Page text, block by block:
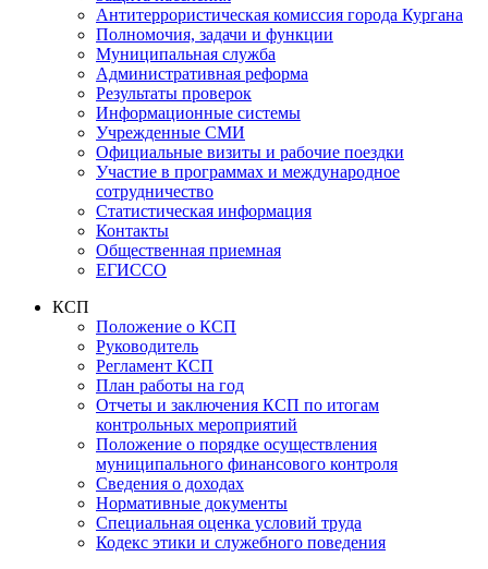
Антитеррористическая комиссия города Кургана
Полномочия, задачи и функции
Муниципальная служба
Административная реформа
Результаты проверок
Информационные системы
Учрежденные СМИ
Официальные визиты и рабочие поездки
Участие в программах и международное
сотрудничество
Статистическая информация
Контакты
Общественная приемная
ЕГИССО
КСП
Положение о КСП
Руководитель
Регламент КСП
План работы на год
Отчеты и заключения КСП по итогам
контрольных мероприятий
Положение о порядке осуществления
муниципального финансового контроля
Сведения о доходах
Нормативные документы
Специальная оценка условий труда
Кодекс этики и служебного поведения